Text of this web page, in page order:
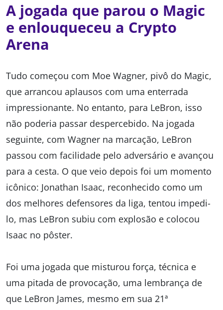
A jogada que parou o Magic
e enlouqueceu a Crypto
Arena
Tudo começou com Moe Wagner, pivô do Magic,
que arrancou aplausos com uma enterrada
impressionante. No entanto, para LeBron, isso
não poderia passar despercebido. Na jogada
seguinte, com Wagner na marcação, LeBron
passou com facilidade pelo adversário e avançou
para a cesta. O que veio depois foi um momento
icônico: Jonathan Isaac, reconhecido como um
dos melhores defensores da liga, tentou impedi-
lo, mas LeBron subiu com explosão e colocou
Isaac no pôster.
Foi uma jogada que misturou força, técnica e
uma pitada de provocação, uma lembrança de
que LeBron James, mesmo em sua 21ª